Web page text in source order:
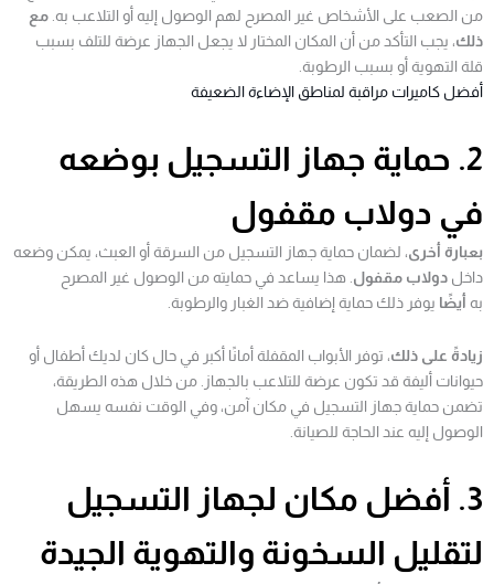
من الصعب على الأشخاص غير المصرح لهم الوصول إليه أو التلاعب به. مع
ذلك، يجب التأكد من أن المكان المختار لا يجعل الجهاز عرضة للتلف بسبب
قلة التهوية أو بسبب الرطوبة.
أفضل كاميرات مراقبة لمناطق الإضاءة الضعيفة
2. حماية جهاز التسجيل بوضعه
في دولاب مقفول
بعبارة أخرى، لضمان حماية جهاز التسجيل من السرقة أو العبث، يمكن وضعه
داخل دولاب مقفول . هذا يساعد في حمايته من الوصول غير المصرح
به أيضًا يوفر ذلك حماية إضافية ضد الغبار والرطوبة.
زيادةً على ذلك، توفر الأبواب المقفلة أمانًا أكبر في حال كان لديك أطفال أو
حيوانات أليفة قد تكون عرضة للتلاعب بالجهاز. من خلال هذه الطريقة،
تضمن حماية جهاز التسجيل في مكان آمن، وفي الوقت نفسه يسهل
الوصول إليه عند الحاجة للصيانة.
3. أفضل مكان لجهاز التسجيل
لتقليل السخونة والتهوية الجيدة